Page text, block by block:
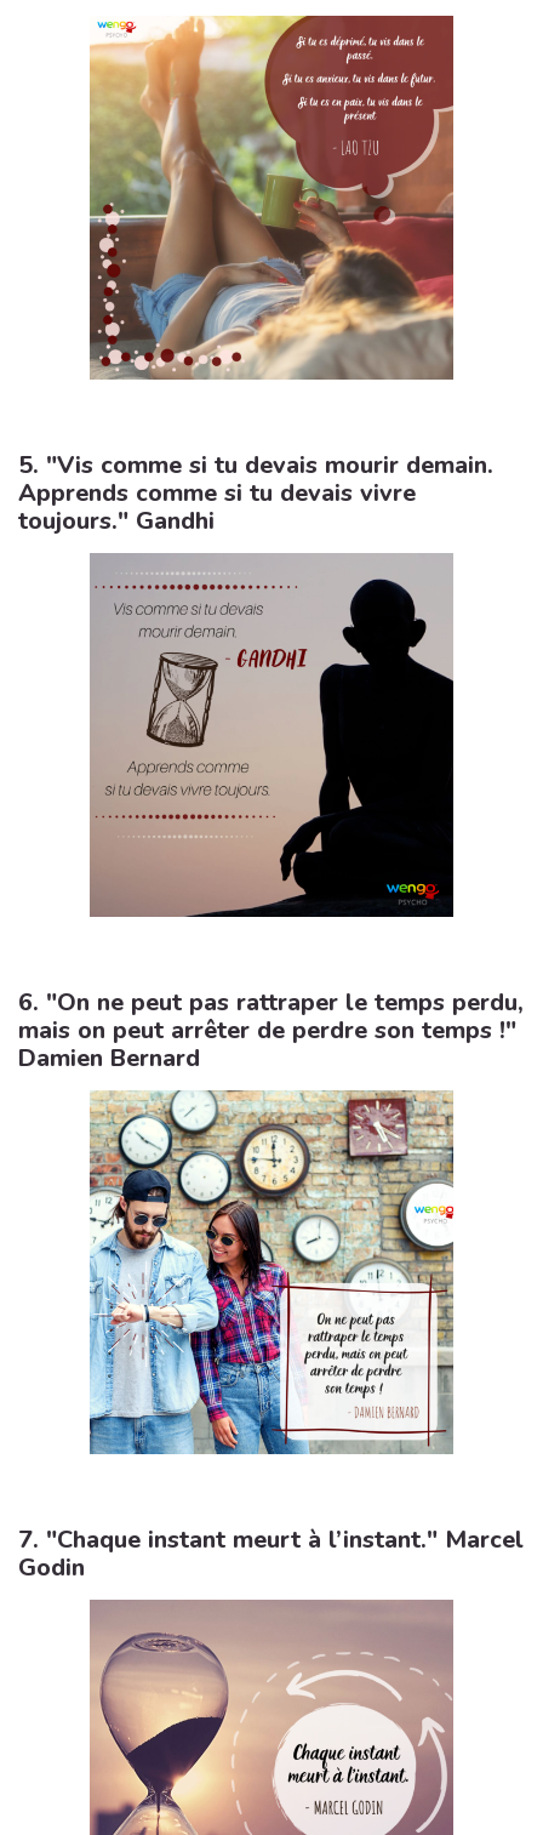
5. "Vis comme si tu devais mourir demain.
Apprends comme si tu devais vivre
toujours." Gandhi
6. "On ne peut pas rattraper le temps perdu,
mais on peut arrêter de perdre son temps !"
Damien Bernard
7. "Chaque instant meurt à l’instant." Marcel
Godin